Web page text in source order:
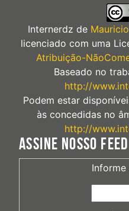
Internerdz de
licenciado com uma
Atribuição-
Baseado no
http://
Podem estar
às concedidas no
http://
ASSINE NOSSO FEED
Informe